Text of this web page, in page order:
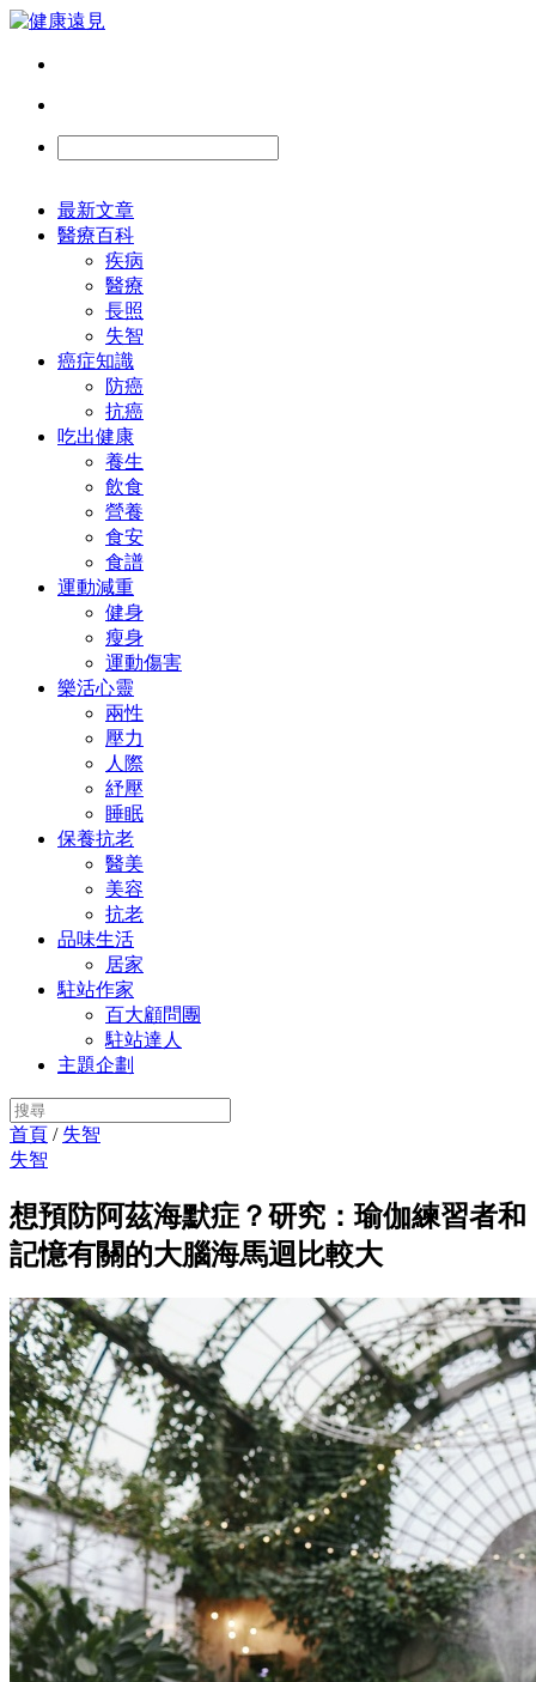
最新文章
醫療百科
疾病
醫療
長照
失智
癌症知識
防癌
抗癌
吃出健康
養生
飲食
營養
食安
食譜
運動減重
健身
瘦身
運動傷害
樂活心靈
兩性
壓力
人際
紓壓
睡眠
保養抗老
醫美
美容
抗老
品味生活
居家
駐站作家
百大顧問團
駐站達人
主題企劃
首頁 / 失智
失智
想預防阿茲海默症？研究：瑜伽練習者和
記憶有關的大腦海馬迴比較大